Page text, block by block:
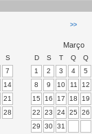
>>
S
7
14
21
28
Março
D S T Q Q
1
2 3 4 5
8
9 10 11 12
15
16 17 18 19
22
23 24 25 26
29
30 31